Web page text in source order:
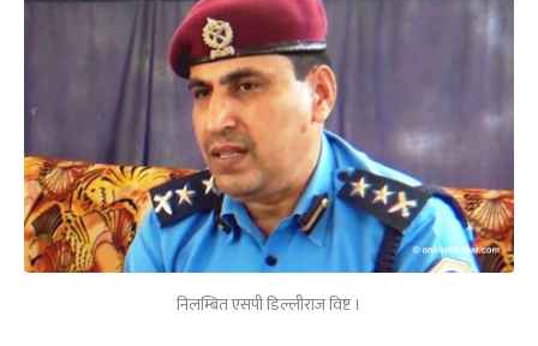
निलम्बित एसपी डिल्लीराज विष्ट ।